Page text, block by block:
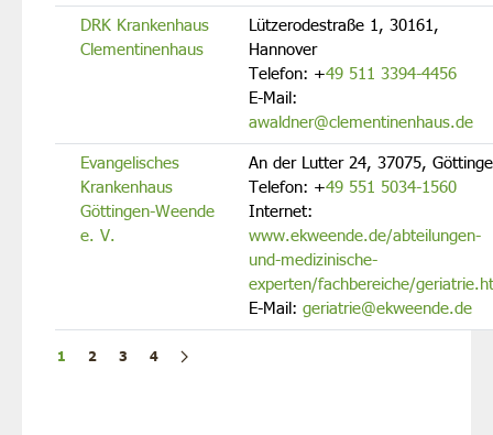
DRK Krankenhaus
Clementinenhaus
Lützerodestraße 1, 30161,
Hannover
Telefon: +49 511 3394-4456
E-Mail:
awaldner@clementinenhaus.de
Evangelisches
Krankenhaus
Göttingen-Weende
e. V.
An der Lutter 24, 37075,
Telefon: +49 551 5034-1560
Internet:
www.ekweende.de/abteilungen-
und-medizinische-
experten/fachbereiche/
E-Mail: geriatrie@ekweende.de
1 2 3 4